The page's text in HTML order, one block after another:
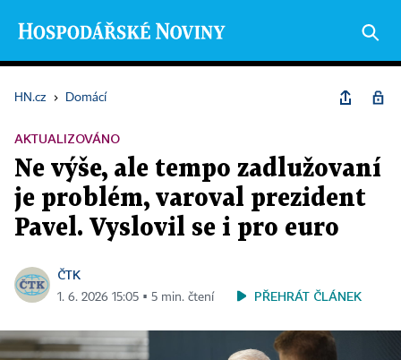
HN.cz › Domácí
AKTUALIZOVÁNO
Ne výše, ale tempo zadlužovaní
je problém, varoval prezident
Pavel. Vyslovil se i pro euro
ČTK
1. 6. 2026 15:05 ▪ 5 min. čtení PŘEHRÁT ČLÁNEK